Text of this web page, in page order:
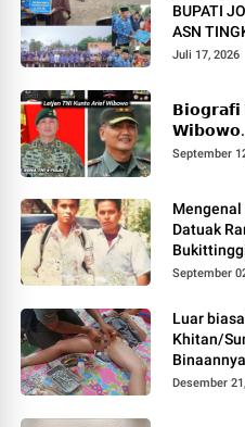
BUPATI
ASN
Juli 17, 2026
𝗪𝗶𝗯𝗼𝘄𝗼.
September
Mengenal
Datuak
September
Luar
Khitan/
Binaannya
Desember